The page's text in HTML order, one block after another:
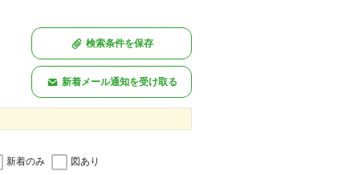
検索条件を保存
新着メール通知を受け取る
新着のみ 図あり